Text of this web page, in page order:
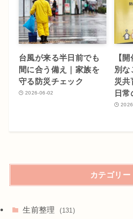
台風が来る半日前でも
間に合う備え｜家族を
守る防災チェック
2026-06-02
【
別な
災共
日常
カテゴリー
生前整理 (131)